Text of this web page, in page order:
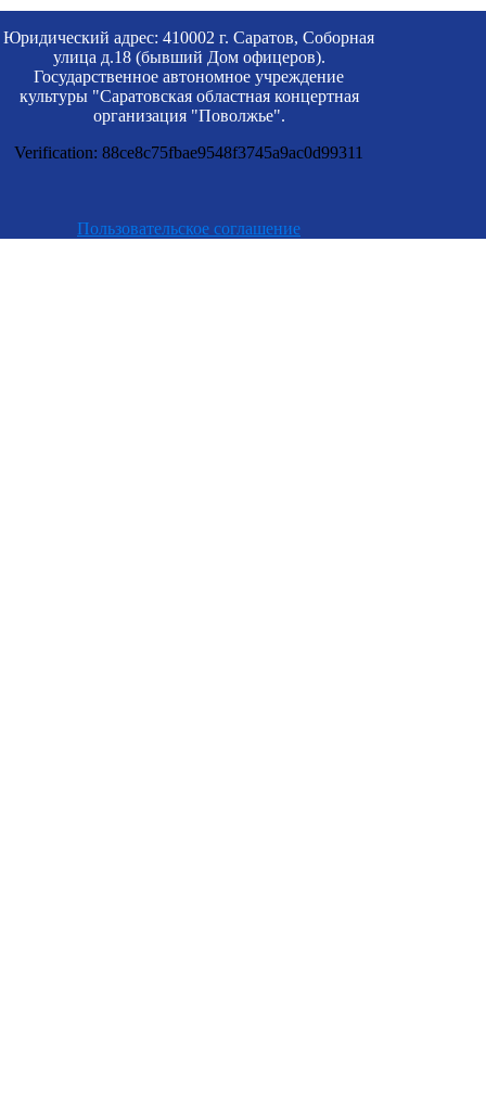
Юридический адрес: 410002 г. Саратов, Соборная
улица д.18 (бывший Дом офицеров).
Государственное автономное учреждение
культуры "Саратовская областная концертная
организация "Поволжье".
Verification: 88ce8c75fbae9548f3745a9ac0d99311
Пользовательское соглашение